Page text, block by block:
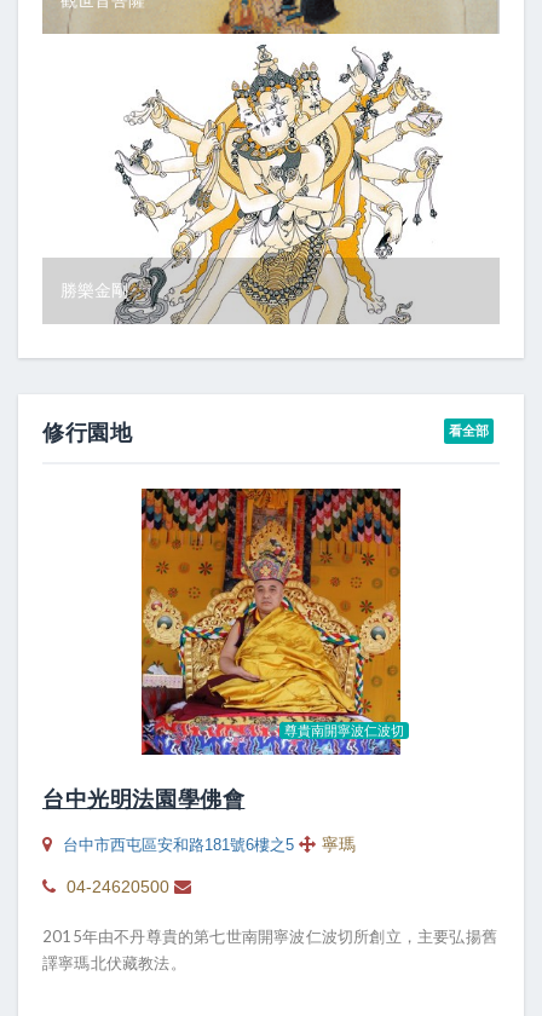
勝樂金剛
修行園地 看全部
尊貴南開寧波仁波切
台中光明法園學佛會
台中市西屯區安和路181號6樓之5 寧瑪
04-24620500
2015年由不丹尊貴的第七世南開寧波仁波切所創立，主要弘揚舊
譯寧瑪北伏藏教法。